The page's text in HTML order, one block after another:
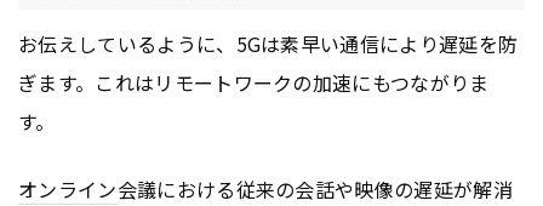
お伝えしているように、5Gは素早い通信により遅延を防
ぎます。これはリモートワークの加速にもつながりま
す。
オンライン会議における従来の会話や映像の遅延が解消